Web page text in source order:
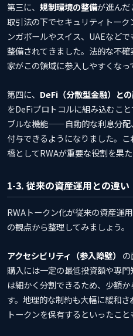
第三に、 規制環境の整備が進んだ
取引法の下でセキュリティトー
ンガポールやスイス、UAEなど
整備されてきました。法的な不
家がこの領域に参入しやすくなっ
第四に、 DeFi（分散型金融）と
をDeFiプロトコルに組み込むこ
ブルな機能——自動的な利息分
付与できるようになりました。
橋としてRWAが重要な役割を果
1-3. 従来の資産運用との違い
RWAトークン化が従来の資産運
の観点から整理してみましょう。
アクセシビリティ（参入障壁）
購入には一定の最低投資額や専
は細かく分割できるため、少額
す。地理的な制約も大幅に緩和
トークンを保有するといったこと